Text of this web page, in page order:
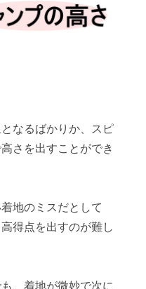
なるばかりか、スピ
さを出すことができ
地のミスだとして
得点を出すのが難し
、着地が微妙で次に